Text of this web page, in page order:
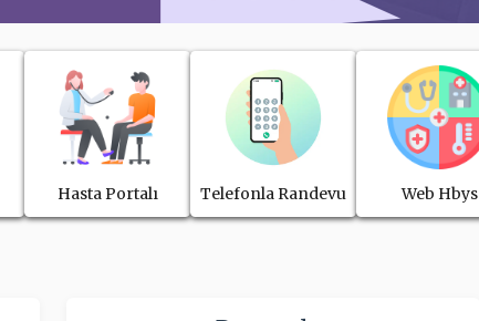
Hasta Portalı Telefonla Randevu Web Hbys